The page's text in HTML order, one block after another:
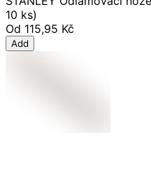
10 ks)
Od 115,95 Kč
Add